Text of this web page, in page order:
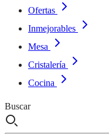
Ofertas
Inmejorables
Mesa
Cristalería
Cocina
Buscar